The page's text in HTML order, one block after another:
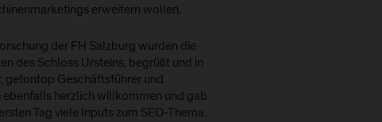
erweitern wollen.
der FH Salzburg wurden die
des Schloss Ursteins, begrüßt und in
getontop Geschäftsführer und
ebenfalls herzlich willkommen und gab
Tag viele Inputs zum SEO-Thema.